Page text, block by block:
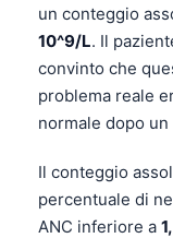
un conteggio
10^9/L. Il
convinto che
problema reale
normale dopo
Il conteggio
percentuale di
ANC inferiore a